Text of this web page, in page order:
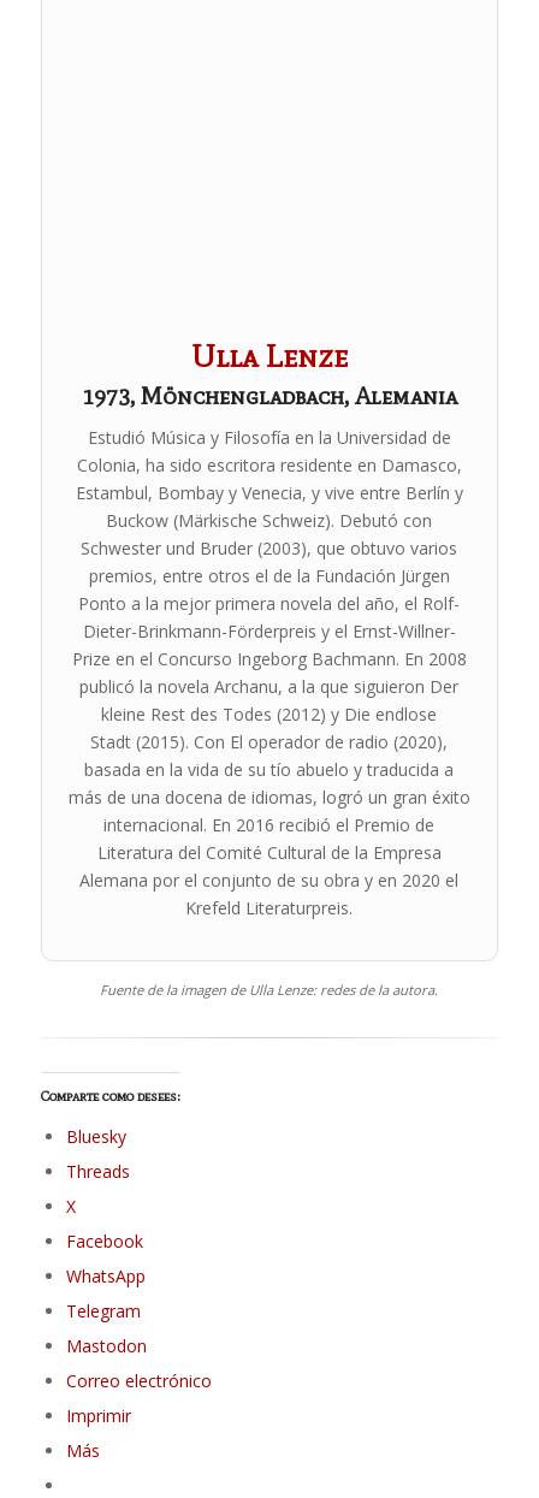
Ulla Lenze
1973, Mönchengladbach, Alemania
Estudió Música y Filosofía en la Universidad de
Colonia, ha sido escritora residente en Damasco,
Estambul, Bombay y Venecia, y vive entre Berlín y
Buckow (Märkische Schweiz). Debutó con
Schwester und Bruder (2003), que obtuvo varios
premios, entre otros el de la Fundación Jürgen
Ponto a la mejor primera novela del año, el Rolf-
Dieter-Brinkmann-Förderpreis y el Ernst-Willner-
Prize en el Concurso Ingeborg Bachmann. En 2008
publicó la novelaArchanu, a la que siguieron Der
kleine Rest des Todes (2012) y Die endlose
Stadt (2015). Con El operador de radio (2020),
basada en la vida de su tío abuelo y traducida a
más de una docena de idiomas, logró un gran éxito
internacional. En 2016 recibió el Premio de
Literatura del Comité Cultural de la Empresa
Alemana por el conjunto de su obra y en 2020 el
Krefeld Literaturpreis.
Fuente de la imagen de Ulla Lenze: redes de la autora.
Comparte como desees:
Bluesky
Threads
X
Facebook
WhatsApp
Telegram
Mastodon
Correo electrónico
Imprimir
Más